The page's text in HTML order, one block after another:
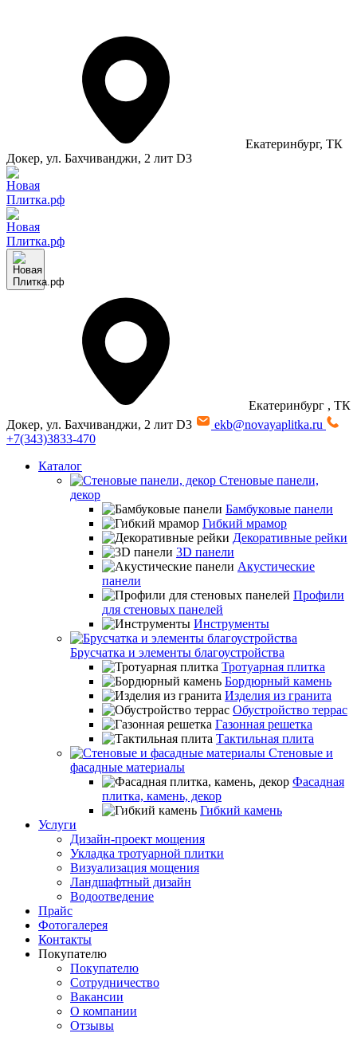
Екатеринбург, ТК
Докер, ул. Бахчиванджи, 2 лит D3
Екатеринбург , ТК
Докер, ул. Бахчиванджи, 2 лит D3
ekb@novayaplitka.ru
+7(343)3833-470
Каталог
Стеновые панели,
декор
Бамбуковые панели
Гибкий мрамор
Декоративные рейки
3D панели
Акустические
панели
Профили
для стеновых панелей
Инструменты
Брусчатка и элементы благоустройства
Тротуарная плитка
Бордюрный камень
Изделия из гранита
Обустройство террас
Газонная решетка
Тактильная плита
Стеновые и
фасадные материалы
Фасадная
плитка, камень, декор
Гибкий камень
Услуги
Дизайн-проект мощения
Укладка тротуарной плитки
Визуализация мощения
Ландшафтный дизайн
Водоотведение
Прайс
Фотогалерея
Контакты
Покупателю
Покупателю
Сотрудничество
Вакансии
О компании
Отзывы